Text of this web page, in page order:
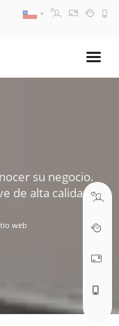
su negocio.
de alta calidad.
web